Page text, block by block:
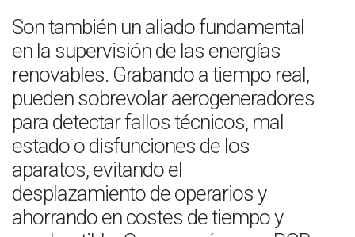
Son también un aliado fundamental
en la supervisión de las energías
renovables. Grabando a tiempo real,
pueden sobrevolar aerogeneradores
para detectar fallos técnicos, mal
estado o disfunciones de los
aparatos, evitando el
desplazamiento de operarios y
ahorrando en costes de tiempo y